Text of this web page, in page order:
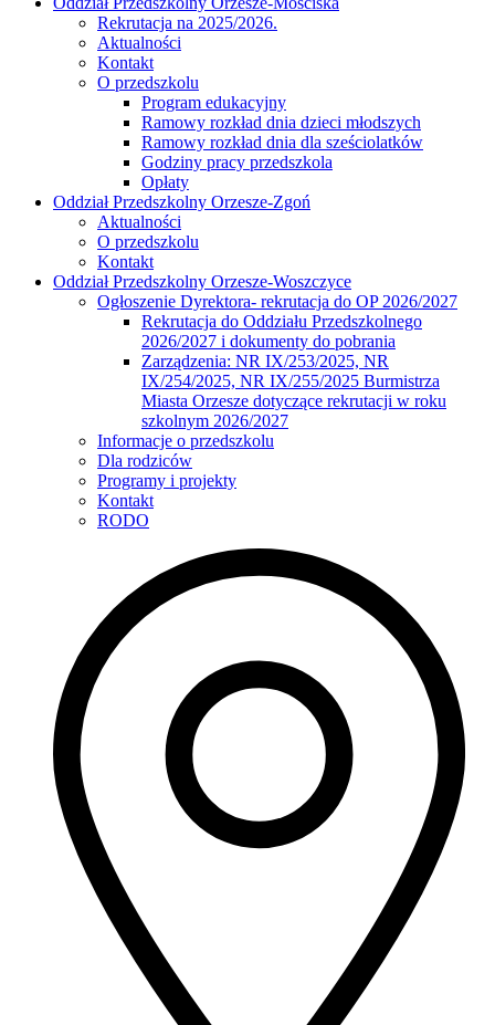
Rekrutacja na 2025/2026.
Aktualności
Kontakt
O przedszkolu
Program edukacyjny
Ramowy rozkład dnia dzieci młodszych
Ramowy rozkład dnia dla sześciolatków
Godziny pracy przedszkola
Opłaty
Oddział Przedszkolny Orzesze-Zgoń
Aktualności
O przedszkolu
Kontakt
Oddział Przedszkolny Orzesze-Woszczyce
Ogłoszenie Dyrektora- rekrutacja do OP 2026/2027
Rekrutacja do Oddziału Przedszkolnego
2026/2027 i dokumenty do pobrania
Zarządzenia: NR IX/253/2025, NR
IX/254/2025, NR IX/255/2025 Burmistrza
Miasta Orzesze dotyczące rekrutacji w roku
szkolnym 2026/2027
Informacje o przedszkolu
Dla rodziców
Programy i projekty
Kontakt
RODO